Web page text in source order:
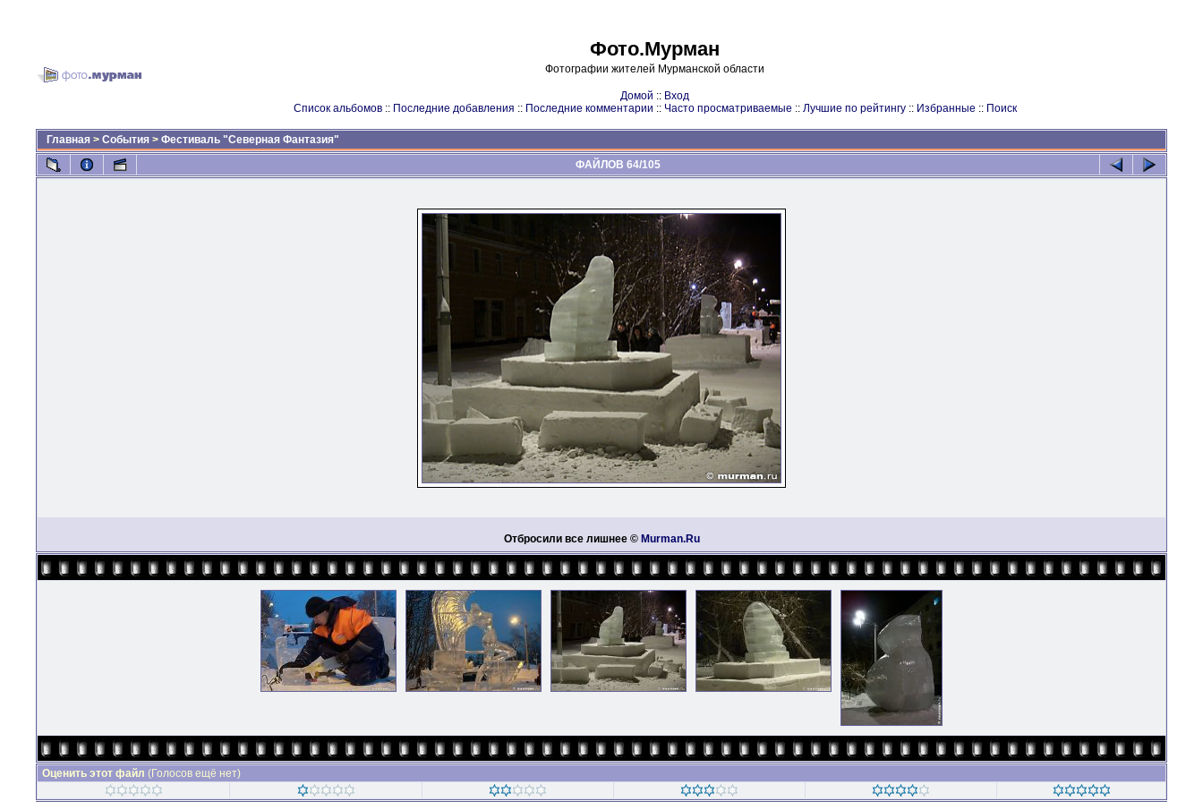
Фото.Мурман
Фотографии жителей Мурманской области
Домой :: Вход
Список альбомов:: Последние добавления :: Последние комментарии :: Часто просматриваемые :: Лучшие по рейтингу:: Избранные :: Поиск
Главная > События > Фестиваль "Северная Фантазия"
ФАЙЛОВ 64/105
Отбросили все лишнее © Murman.Ru
Оценить этот файл (Голосов ещё нет)